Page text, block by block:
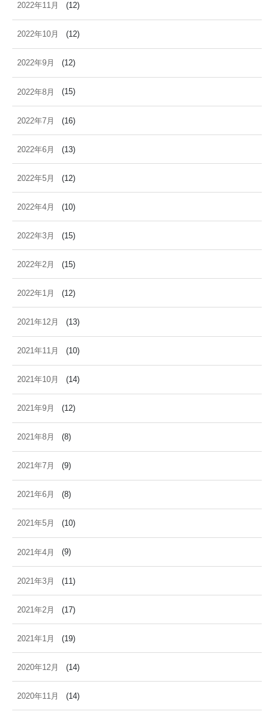
2022年11月 (12)
2022年10月 (12)
2022年9月 (12)
2022年8月 (15)
2022年7月 (16)
2022年6月 (13)
2022年5月 (12)
2022年4月 (10)
2022年3月 (15)
2022年2月 (15)
2022年1月 (12)
2021年12月 (13)
2021年11月 (10)
2021年10月 (14)
2021年9月 (12)
2021年8月 (8)
2021年7月 (9)
2021年6月 (8)
2021年5月 (10)
2021年4月 (9)
2021年3月 (11)
2021年2月 (17)
2021年1月 (19)
2020年12月 (14)
2020年11月 (14)